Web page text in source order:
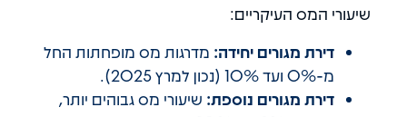
שיעורי המס העיקריים:
דירת מגורים יחידה: מדרגות מס מופחתות החל
מ-0% ועד 10% (נכון למרץ 2025).
דירת מגורים נוספת: שיעורי מס גבוהים יותר,